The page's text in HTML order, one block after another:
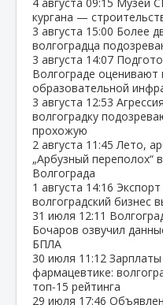
кургана —
3 августа 15:00 Более
волгоградца
3 августа 14:07
Волгограде оценивают
образовательной
3 августа 12:53
волгоградку
прохожую
2 августа 11:45 Лето,
„Арбузный переполох“
Волгограда
1 августа 14:16
волгоградский бизнес
31 июля 12:11
Бочаров озвучил
БПЛА
30 июля 11:12
фармацевтике:
топ‑15 рейтинга
29 июля 17:46